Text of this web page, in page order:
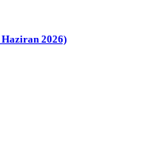
Haziran 2026)